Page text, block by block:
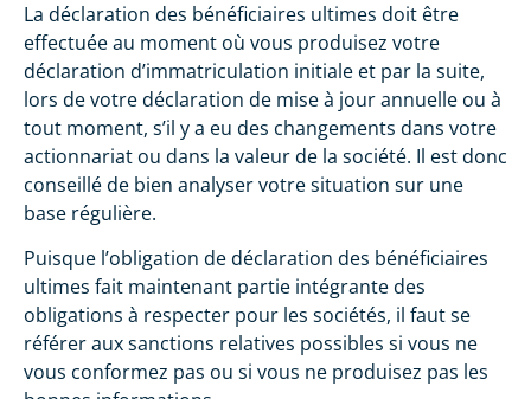
La déclaration des bénéficiaires ultimes doit être
effectuée au moment où vous produisez votre
déclaration d’immatriculation initiale et par la suite,
lors de votre déclaration de mise à jour annuelle ou à
tout moment, s’il y a eu des changements dans votre
actionnariat ou dans la valeur de la société. Il est donc
conseillé de bien analyser votre situation sur une
base régulière.
Puisque l’obligation de déclaration des bénéficiaires
ultimes fait maintenant partie intégrante des
obligations à respecter pour les sociétés, il faut se
référer aux sanctions relatives possibles si vous ne
vous conformez pas ou si vous ne produisez pas les